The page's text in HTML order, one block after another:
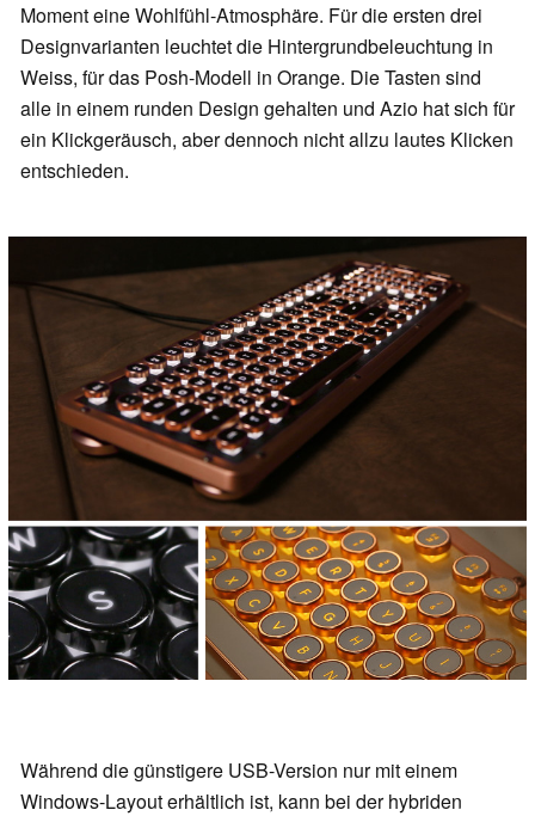
Moment eine Wohlfühl-Atmosphäre. Für die ersten drei
Designvarianten leuchtet die Hintergrundbeleuchtung in
Weiss, für das Posh-Modell in Orange. Die Tasten sind
alle in einem runden Design gehalten und Azio hat sich für
ein Klickgeräusch, aber dennoch nicht allzu lautes Klicken
entschieden.
Während die günstigere USB-Version nur mit einem
Windows-Layout erhältlich ist, kann bei der hybriden